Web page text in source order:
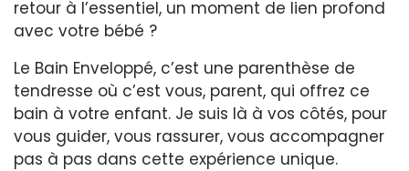
retour à l’essentiel, un moment de lien profond
avec votre bébé ?
Le Bain Enveloppé, c’est une parenthèse de
tendresse où c’est vous, parent, qui offrez ce
bain à votre enfant. Je suis là à vos côtés, pour
vous guider, vous rassurer, vous accompagner
pas à pas dans cette expérience unique.